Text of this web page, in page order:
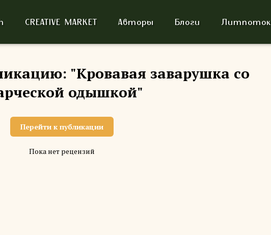
CREATIVE MARKET Авторы Блоги Литпоток
"Кровавая заварушка со
одышкой"
Перейти к публикации
Пока нет рецензий